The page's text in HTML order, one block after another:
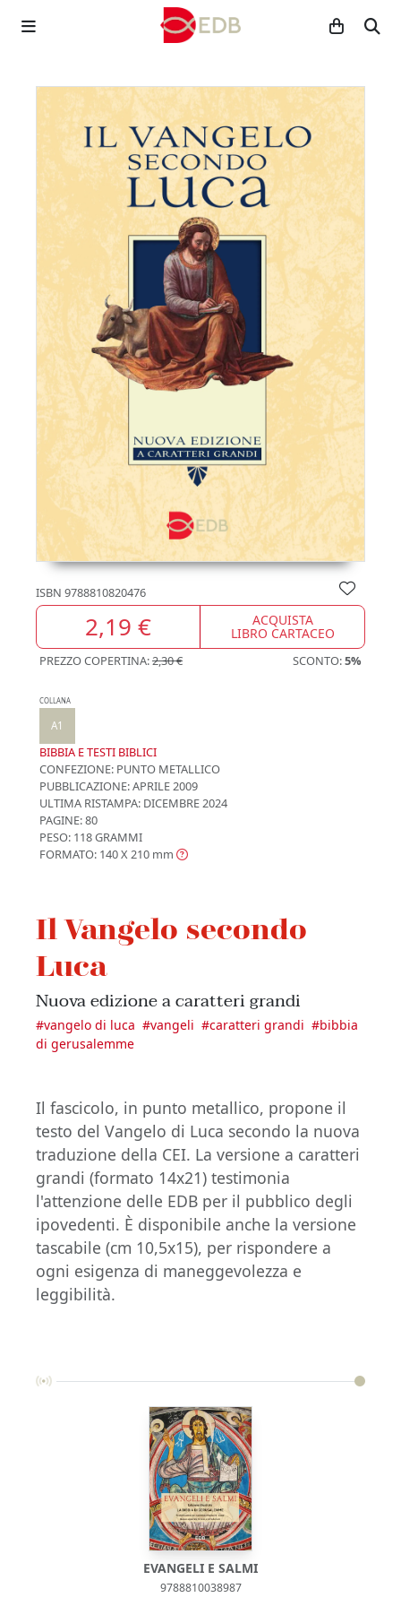
ISBN 9788810820476
2,19 € ACQUISTA
LIBRO CARTACEO
PREZZO COPERTINA:2,30 € SCONTO:5%
COLLANA
A1
BIBBIA E TESTI BIBLICI
CONFEZIONE: PUNTO METALLICO
PUBBLICAZIONE:APRILE 2009
ULTIMA RISTAMPA: DICEMBRE 2024
PAGINE: 80
PESO: 118 GRAMMI
FORMATO: 140 X 210 mm
Il Vangelo secondo
Luca
Nuova edizione a caratteri grandi
#vangelo di luca #vangeli #caratteri grandi #bibbia
di gerusalemme
Il fascicolo, in punto metallico, propone il
testo del Vangelo di Luca secondo la nuova
traduzione della CEI. La versione a caratteri
grandi (formato 14x21) testimonia
l'attenzione delle EDB per il pubblico degli
ipovedenti. È disponibile anche la versione
tascabile (cm 10,5x15), per rispondere a
ogni esigenza di maneggevolezza e
leggibilità.
EVANGELI E SALMI
9788810038987